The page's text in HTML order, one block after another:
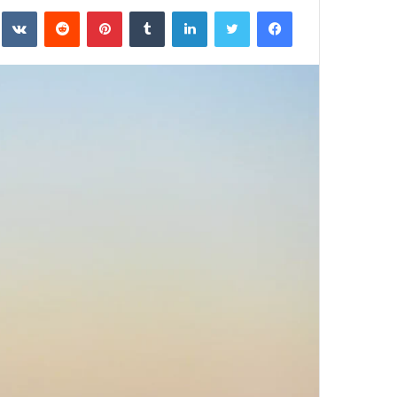
فيسبوك تويتر لينكدإن بينتيريست